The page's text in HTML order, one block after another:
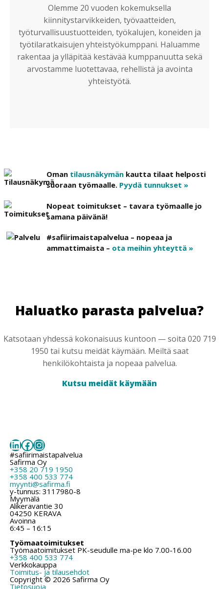
Olemme 20 vuoden kokemuksella
kiinnitystarvikkeiden, työvaatteiden,
työturvallisuustuotteiden, työkalujen, koneiden ja
työtilaratkaisujen yhteistyökumppani. Haluamme
rakentaa ja ylläpitää kestävää kumppanuutta sekä
arvostamme luotettavaa, rehellistä ja avointa
yhteistyötä.
Oman tilausnäkymän kautta tilaat helposti
suoraan työmaalle. Pyydä tunnukset »
Nopeat toimitukset – tavara työmaalle jo
samana päivänä!
#safiirimaistapalvelua – nopeaa ja
ammattimaista – ota meihin yhteyttä »
Haluatko parasta palvelua?
Katsotaan yhdessä kokonaisuus kuntoon — soita 020 719
1950 tai kutsu meidät käymään. Meiltä saat
henkilökohtaista ja nopeaa palvelua.
Kutsu meidät käymään
LinkedIn
Facebook
Instagram
#safiirimaistapalvelua
Safirma Oy
+358 20 719 1950
+358 400 533 774
myynti@safirma.fi
y-tunnus: 3117980-8
Myymälä
Alikeravantie 30
04250 KERAVA
Avoinna
6:45 – 16:15
Työmaatoimitukset
Työmaatoimitukset PK-seudulle ma-pe klo 7.00-16.00
+358 400 533 774
Verkkokauppa
Toimitus- ja tilausehdot
Copyright © 2026 Safirma Oy
Tietosuoja